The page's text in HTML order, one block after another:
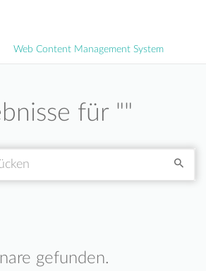
Web Content Management System
für ""
gefunden.